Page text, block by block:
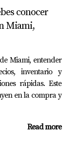
sin éxito,
en particular:
tocó el corazón
oferta a pesar de
que
conocer
Miami,
Miami, entender
inventario y
rápidas. Este
en la compra y
Read more